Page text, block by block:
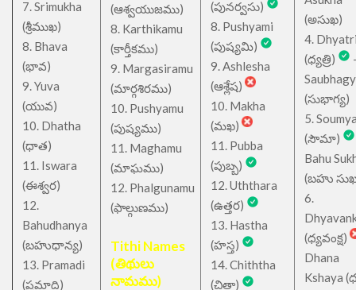
7. Srimukha
(శ్రీముఖ)
8. Bhava
(భావ)
9. Yuva
(యువ)
10. Dhatha
(ధాత)
11. Iswara
(ఈశ్వర)
12.
Bahudhanya
(బహుధాన్య)
13. Pramadi
(ప్రమాది)
(ఆశ్వయుజము)
8. Karthikamu
(కార్తీకము)
9. Margasiramu
(మార్గశిరము)
10. Pushyamu
(పుష్యము)
11. Maghamu
(మాఘము)
12. Phalgunamu
(ఫాల్గుణము)
Tithi Names
(తిథులు
నామము)
(పునర్వసు)
8. Pushyami
(పుష్యమి)
9. Ashlesha
(ఆశ్లేష)
10. Makha
(మఖ)
11. Pubba
(పుబ్బ)
12. Uththara
(ఉత్తర)
13. Hastha
(హస్త)
14. Chiththa
(చిత్తా)
(అసుఖ)
4.
(ధ్యత్రి)
(సుభాగ్య)
5.
(సౌమా)
Bahu
(బహు
6.
(ధ్యవంక్ష)
Dhana
Kshaya